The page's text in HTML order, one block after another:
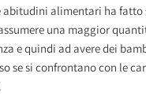
alimentari ha fatto
una maggior
e quindi ad avere dei
se si confrontano con le